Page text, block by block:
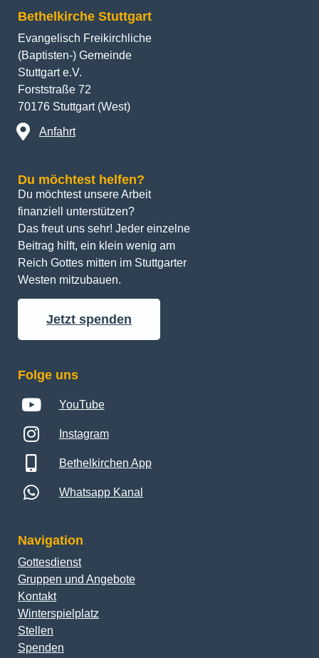
Bethelkirche Stuttgart
Evangelisch Freikirchliche
(Baptisten-) Gemeinde
Stuttgart e.V.
Forststraße 72
70176 Stuttgart (West)
Anfahrt
Du möchtest helfen?
Du möchtest unsere Arbeit
finanziell unterstützen?
Das freut uns sehr! Jeder einzelne
Beitrag hilft, ein klein wenig am
Reich Gottes mitten im Stuttgarter
Westen mitzubauen.
Jetzt spenden
Folge uns
YouTube
Instagram
Bethelkirchen App
Whatsapp Kanal
Navigation
Gottesdienst
Gruppen und Angebote
Kontakt
Winterspielplatz
Stellen
Spenden